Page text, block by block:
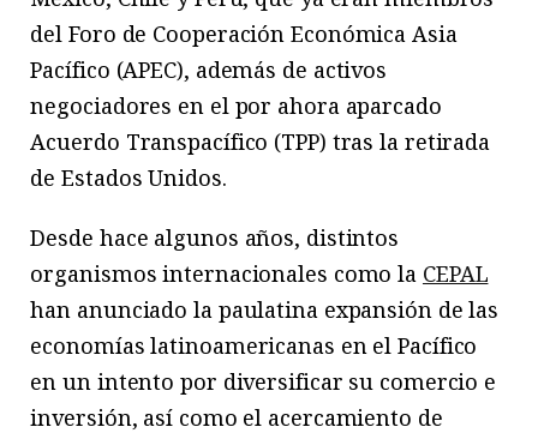
del Foro de Cooperación Económica Asia
Pacífico (APEC), además de activos
negociadores en el por ahora aparcado
Acuerdo Transpacífico (TPP) tras la retirada
de Estados Unidos.
Desde hace algunos años, distintos
organismos internacionales como la CEPAL
han anunciado la paulatina expansión de las
economías latinoamericanas en el Pacífico
en un intento por diversificar su comercio e
inversión, así como el acercamiento de